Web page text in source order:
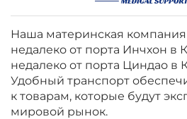
Наша материнская компания
недалеко от порта Инчхон в
недалеко от порта Циндао в
Удобный транспорт
к товарам, которые будут
мировой рынок.